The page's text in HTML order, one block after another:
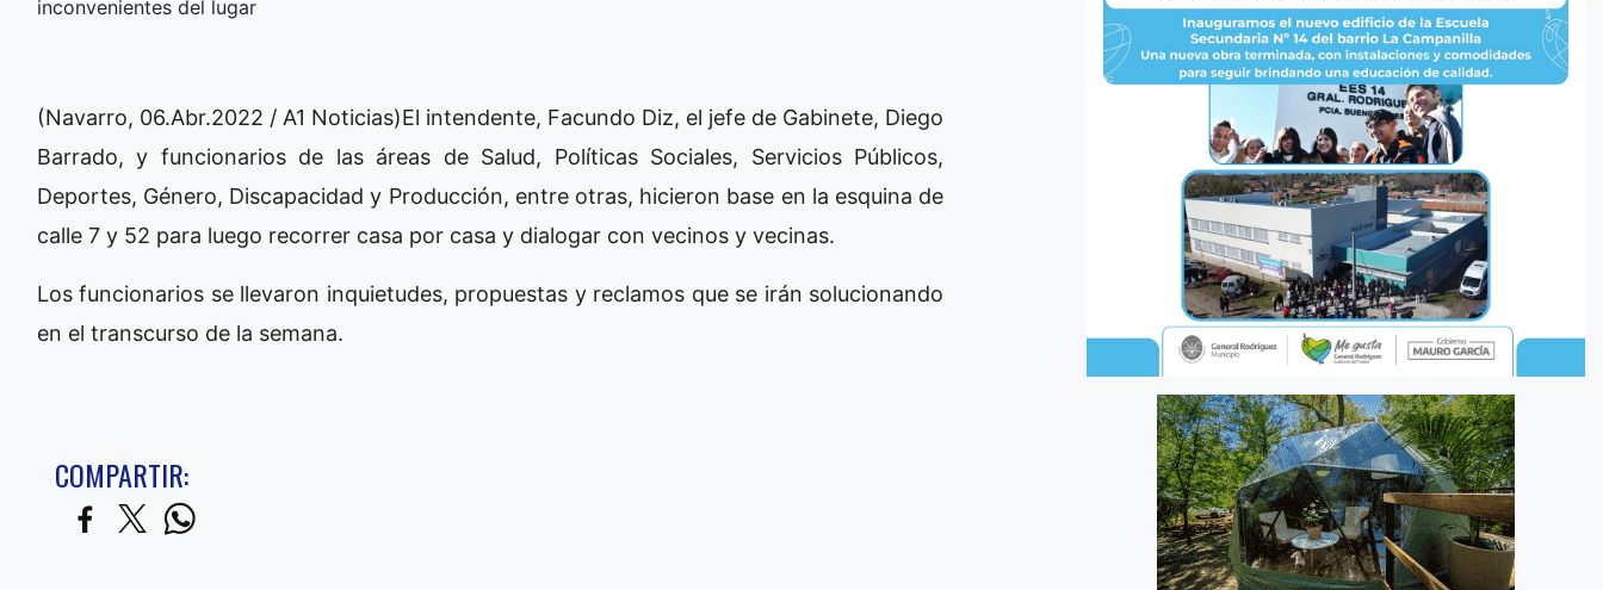
inconvenientes del lugar
(Navarro, 06.Abr.2022 / A1 Noticias)El intendente, Facundo Diz, el jefe de Gabinete, Diego
Barrado, y funcionarios de las áreas de Salud, Políticas Sociales, Servicios Públicos,
Deportes, Género, Discapacidad y Producción, entre otras, hicieron base en la esquina de
calle 7 y 52 para luego recorrer casa por casa y dialogar con vecinos y vecinas.
Los funcionarios se llevaron inquietudes, propuestas y reclamos que se irán solucionando
en el transcurso de la semana.
COMPARTIR: